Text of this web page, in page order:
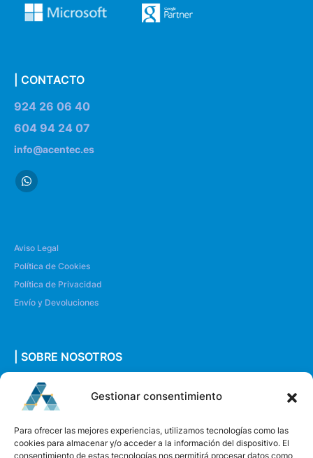
Gestionar consentimiento
Para ofrecer las mejores experiencias, utilizamos tecnologías como las
cookies para almacenar y/o acceder a la información del dispositivo. El
consentimiento de estas tecnologías nos permitirá procesar datos como
| CONTACTO
924 26 06 40
604 94 24 07
info@acentec.es
Aviso Legal
Política de Cookies
Política de Privacidad
Envío y Devoluciones
| SOBRE NOSOTROS
Quiénes somos
Envíanos un mensaje